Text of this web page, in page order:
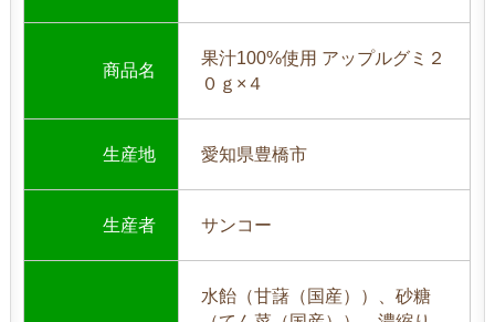
商品名
果汁100%使用 アップルグミ２
０ｇ×４
生産地 愛知県豊橋市
生産者 サンコー
水飴（甘藷（国産））、砂糖